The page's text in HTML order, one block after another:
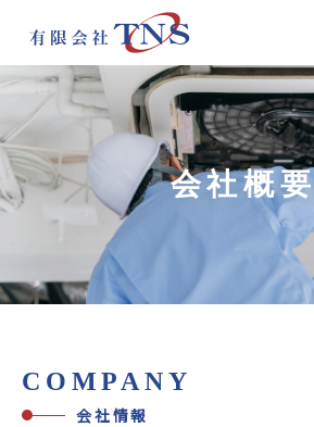
会社概要
COMPANY
会社情報